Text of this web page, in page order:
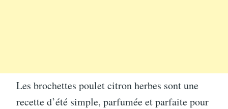
Les brochettes poulet citron herbes sont une
recette d’été simple, parfumée et parfaite pour